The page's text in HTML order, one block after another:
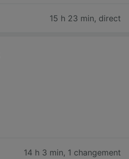
15 h 23 min, direct
14 h 3 min, 1 changement